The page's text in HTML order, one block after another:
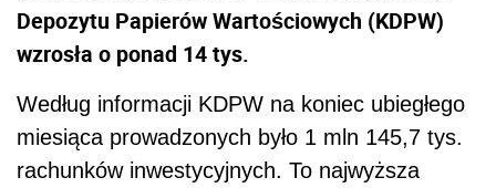
Depozytu Papierów Wartościowych (KDPW)
wzrosła o ponad 14 tys.
Według informacji KDPW na koniec ubiegłego
miesiąca prowadzonych było 1 mln 145,7 tys.
rachunków inwestycyjnych. To najwyższa